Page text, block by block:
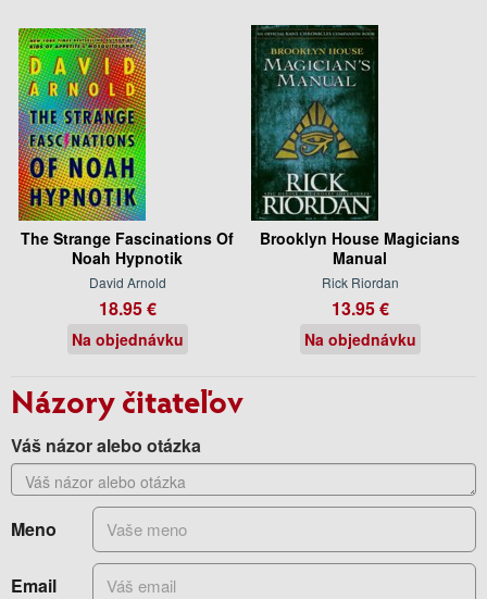
The Strange Fascinations Of
Noah Hypnotik
David Arnold
18.95 €
Na objednávku
Brooklyn House Magicians
Manual
Rick Riordan
13.95 €
Na objednávku
Názory čitateľov
Váš názor alebo otázka
Meno
Email